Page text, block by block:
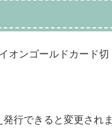
オンゴールドカード切
行できると変更されま